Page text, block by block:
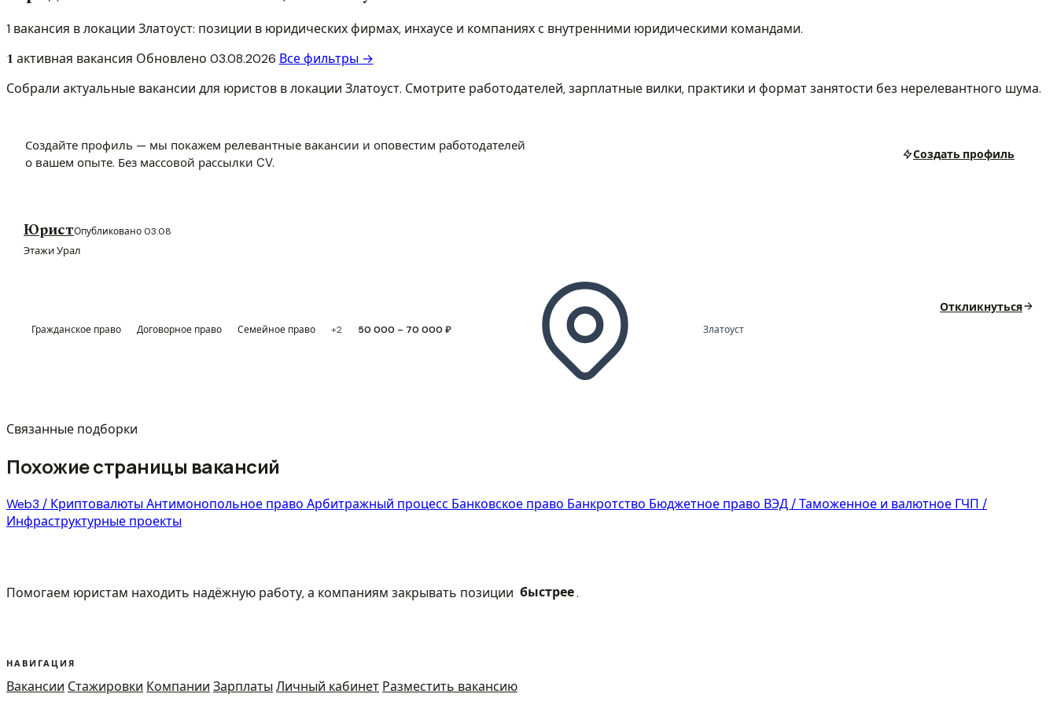
1 вакансия в локации Златоуст: позиции в юридических фирмах, инхаусе и компаниях с внутренними юридическими командами.
1 активная вакансия Обновлено 03.08.2026 Все фильтры →
Собрали актуальные вакансии для юристов в локации Златоуст. Смотрите работодателей, зарплатные вилки, практики и формат занятости без нерелевантного шума.
Создайте профиль — мы покажем релевантные вакансии и оповестим работодателей
о вашем опыте. Без массовой рассылки CV.
Создать профиль
ЮристОпубликовано 03.08
Этажи Урал
Гражданское право Договорное право Семейное право +2 50 000 – 70 000 ₽ Златоуст
Откликнуться
Связанные подборки
Похожие страницы вакансий
Web3 / КриптовалютыАнтимонопольное право Арбитражный процесс Банковское право Банкротство Бюджетное право ВЭД / Таможенное и валютное ГЧП /
Инфраструктурные проекты
Помогаем юристам находить надёжную работу, а компаниям закрывать позиции быстрее.
НАВИГАЦИЯ
Вакансии Стажировки Компании Зарплаты Личный кабинет Разместить вакансию